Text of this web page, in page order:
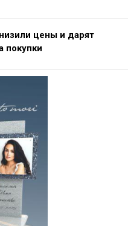
цены и дарят
покупки